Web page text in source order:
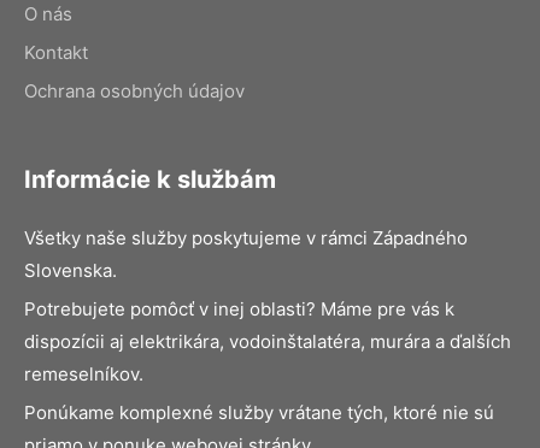
O nás
Kontakt
Ochrana osobných údajov
Informácie k službám
Všetky naše služby poskytujeme v rámci Západného
Slovenska.
Potrebujete pomôcť v inej oblasti? Máme pre vás k
dispozícii aj elektrikára, vodoinštalatéra, murára a ďalších
remeselníkov.
Ponúkame komplexné služby vrátane tých, ktoré nie sú